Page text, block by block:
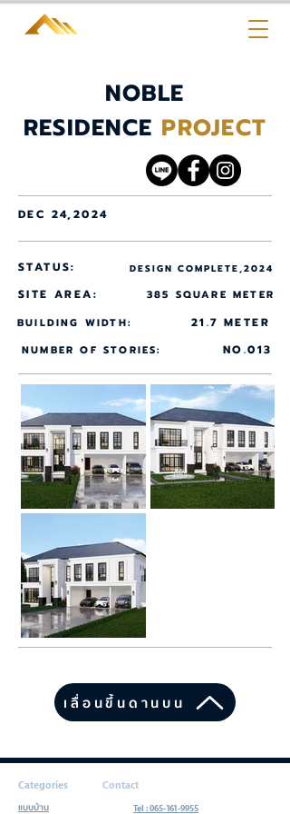
NOBLE
RESIDENCE PROJECT
DEC 24,2024
STATUS: DESIGN COMPLETE,2024
SITE AREA:
385 SQUARE METER
BUILDING WIDTH:
21.7 METER
NUMBER OF STORIES: NO.013
เลื่อนขึ้นดานบน
Categories
แบบบ้าน
Contact
Tel : 065-161-9955